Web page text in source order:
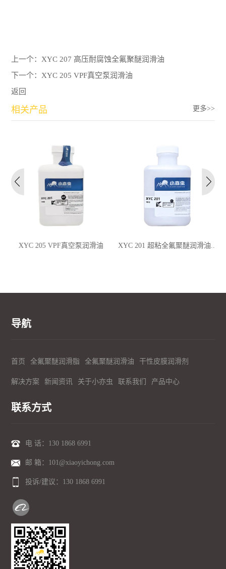
上一个： XYC 207 高压耐腐蚀全氟聚醚润滑油
下一个： XYC 205 VPF真空泵润滑油
返回
相关产品 更多>>
XYC 205 VPF真空泵润滑油 XYC 201 超粘全氟聚醚润滑油...
导航
首页 全氟聚醚润滑脂 全氟聚醚润滑油 干性皮膜润滑剂
解决方案 新闻资讯 关于小亦虫 联系我们 产品中心
联系方式
电 话： 130 1868 6991
邮 箱：101@xiaoyichong.com
投诉/建议： 130 1868 6991